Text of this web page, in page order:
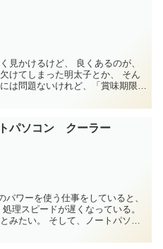
ど、 良くあるのが、
てしまった明太子とか、 そん
は問題ないけれど、「賞味期限間
パソコン クーラー
ワーを使う仕事をしていると、
ノートパソコ